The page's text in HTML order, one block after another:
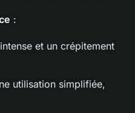
:
et un crépitement
utilisation simplifiée,